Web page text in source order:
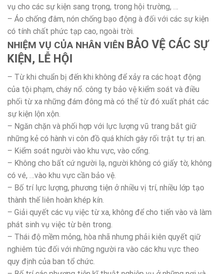
vụ cho các sự kiện sang trọng, trong hội trường, …
– Áo chống đâm, nón chống bạo động à đối với các sự kiện
có tính chất phức tạp cao, ngoài trời.
NHIỆM VỤ CỦA NHÂN VIÊN BẢO VỆ CÁC SỰ
KIỆN, LỄ HỘI
– Từ khi chuẩn bị đến khi không để xảy ra các hoạt động
của tội phạm, cháy nổ. công ty bảo vệ kiểm soát và điều
phối từ xa những đám đông mà có thể từ đó xuất phát các
sự kiện lộn xộn.
– Ngăn chặn và phối hợp với lực lượng vũ trang bắt giữ
những kẻ có hành vi côn đồ quá khích gây rối trật tự trị an.
– Kiểm soát người vào khu vực, vào cổng.
– Không cho bất cứ người lạ, người không có giấy tờ, không
có vé, …vào khu vực cần bảo vệ.
– Bố trí lực lượng, phương tiện ở nhiều vị trí, nhiều lớp tạo
thành thế liên hoàn khép kín.
– Giải quyết các vụ việc từ xa, không để cho tiến vào và làm
phát sinh vụ việc từ bên trong.
– Thái độ mềm mỏng, hòa nhã nhưng phải kiên quyết qiữ
nghiêm túc đối với những người ra vào các khu vực theo
quy định của ban tổ chức.